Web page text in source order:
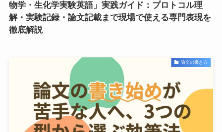
物学・生化学実験英語」実践ガイド：プロトコル理
解・実験記録・論文記載まで現場で使える専門表現を
徹底解説
論文の書き方